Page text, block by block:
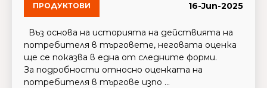
ПРОДУКТОВИ 16-Jun-2025
Въз основа на историята на действията на
потребителя в търговете, неговата оценка
ще се показва в една от следните форми.
За подробности относно оценката на
потребителя в търгове изпо ...